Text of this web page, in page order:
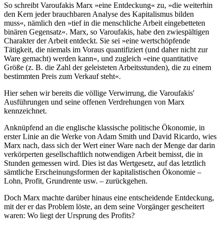
So schreibt Varoufakis Marx »eine Entdeckung« zu, »die weiterhin
den Kern jeder brauchbaren Analyse des Kapitalismus bilden
muss«, nämlich den »tief in die menschliche Arbeit eingebetteten
binären Gegensatz«. Marx, so Varoufakis, habe den zwiespältigen
Charakter der Arbeit entdeckt. Sie sei »eine wertschöpfende
Tätigkeit, die niemals im Voraus quantifiziert (und daher nicht zur
Ware gemacht) werden kann«, und zugleich »eine quantitative
Größe (z. B. die Zahl der geleisteten Arbeitsstunden), die zu einem
bestimmten Preis zum Verkauf steht«.
Hier sehen wir bereits die völlige Verwirrung, die Varoufakis'
Ausführungen und seine offenen Verdrehungen von Marx
kennzeichnet.
Anknüpfend an die englische klassische politische Ökonomie, in
erster Linie an die Werke von Adam Smith und David Ricardo, wies
Marx nach, dass sich der Wert einer Ware nach der Menge dar darin
verkörperten gesellschaftlich notwendigen Arbeit bemisst, die in
Stunden gemessen wird. Dies ist das Wertgesetz, auf das letztlich
sämtliche Erscheinungsformen der kapitalistischen Ökonomie –
Lohn, Profit, Grundrente usw. – zurückgehen.
Doch Marx machte darüber hinaus eine entscheidende Entdeckung,
mit der er das Problem löste, an dem seine Vorgänger gescheitert
waren: Wo liegt der Ursprung des Profits?